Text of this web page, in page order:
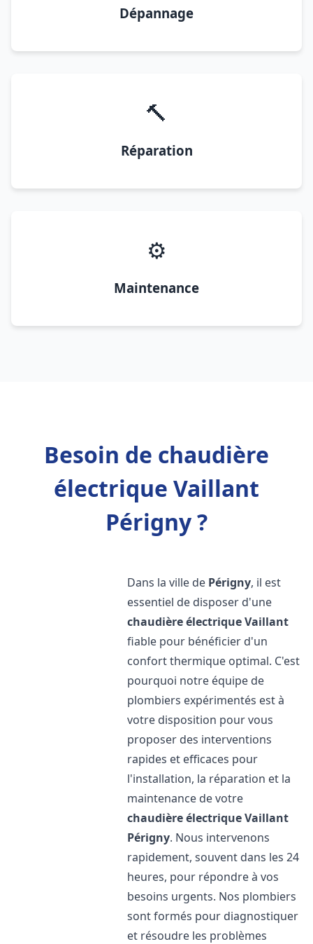
Dépannage
🔨
Réparation
⚙️
Maintenance
Besoin de chaudière
électrique Vaillant
Périgny ?
Dans la ville de Périgny, il est
essentiel de disposer d'une
chaudière électrique Vaillant
fiable pour bénéficier d'un
confort thermique optimal. C'est
pourquoi notre équipe de
plombiers expérimentés est à
votre disposition pour vous
proposer des interventions
rapides et efficaces pour
l'installation, la réparation et la
maintenance de votre
chaudière électrique Vaillant
Périgny. Nous intervenons
rapidement, souvent dans les 24
heures, pour répondre à vos
besoins urgents. Nos plombiers
sont formés pour diagnostiquer
et résoudre les problèmes